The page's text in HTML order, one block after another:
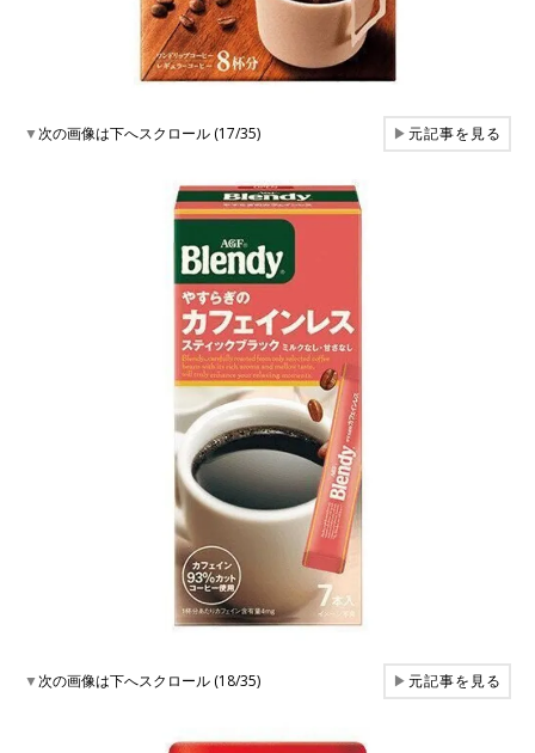
▼次の画像は下へスクロール (17/35) ▶元記事を見る
▼次の画像は下へスクロール (18/35) ▶元記事を見る